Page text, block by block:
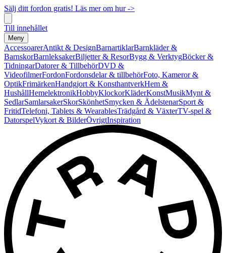
Sälj ditt fordon gratis! Läs mer om hur ->
Till innehållet
Meny
AccessoarerAntikt & DesignBarnartiklarBarnkläder &
BarnskorBarnleksakerBiljetter & ResorBygg & VerktygBöcker &
TidningarDatorer & TillbehörDVD &
VideofilmerFordonFordonsdelar & tillbehörFoto, Kameror &
OptikFrimärkenHandgjort & KonsthantverkHem &
HushållHemelektronikHobbyKlockorKläderKonstMusikMynt &
SedlarSamlarsakerSkorSkönhetSmycken & ÄdelstenarSport &
FritidTelefoni, Tablets & WearablesTrädgård & VäxterTV-spel &
DatorspelVykort & BilderÖvrigtInspiration